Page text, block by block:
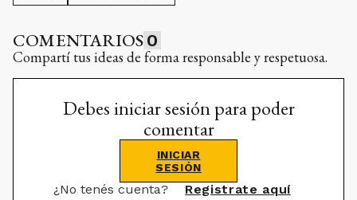
COMENTARIOS 0
Compartí tus ideas de forma responsable y respetuosa.
Debes iniciar sesión para poder
comentar
INICIAR
SESIÓN
¿No tenés cuenta? Registrate aquí